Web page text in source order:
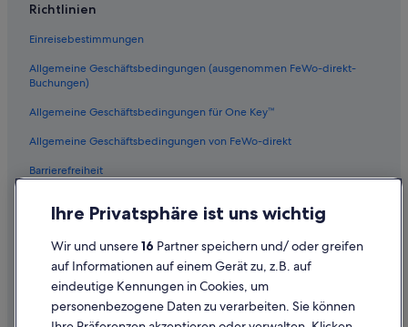
Richtlinien
Einreisebestimmungen
Allgemeine Geschäftsbedingungen (ausgenommen FeWo-direkt-
Buchungen)
Allgemeine Geschäftsbedingungen für One Key™
Allgemeine Geschäftsbedingungen von FeWo-direkt
Barrierefreiheit
Inhaltsrichtlinien und Melden von Inhalten
Ihre Privatsphäre ist uns wichtig
Wir und unsere16 Partner speichern und/ oder greifen
auf Informationen auf einem Gerät zu, z.B. auf
eindeutige Kennungen in Cookies, um
personenbezogene Daten zu verarbeiten. Sie können